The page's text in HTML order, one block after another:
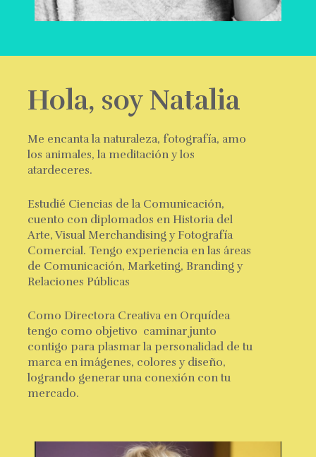
Hola, soy Natalia
Me encanta la naturaleza, fotografía, amo
los animales, la meditación y los
atardeceres.
Estudié Ciencias de la Comunicación,
cuento con diplomados en Historia del
Arte, Visual Merchandising y Fotografía
Comercial. Tengo experiencia en las áreas
de Comunicación, Marketing, Branding y
Relaciones Públicas
Como Directora Creativa en Orquídea
tengo como objetivo caminar junto
contigo para plasmar la personalidad de tu
marca en imágenes, colores y diseño,
logrando generar una conexión con tu
mercado.